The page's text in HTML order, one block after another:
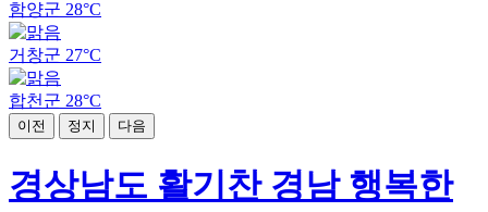
함양군 28°C
거창군 27°C
합천군 28°C
이전 정지 다음
경상남도 활기찬 경남 행복한